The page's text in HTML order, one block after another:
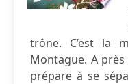
trône. C’est la
Montague. A
prépare à se